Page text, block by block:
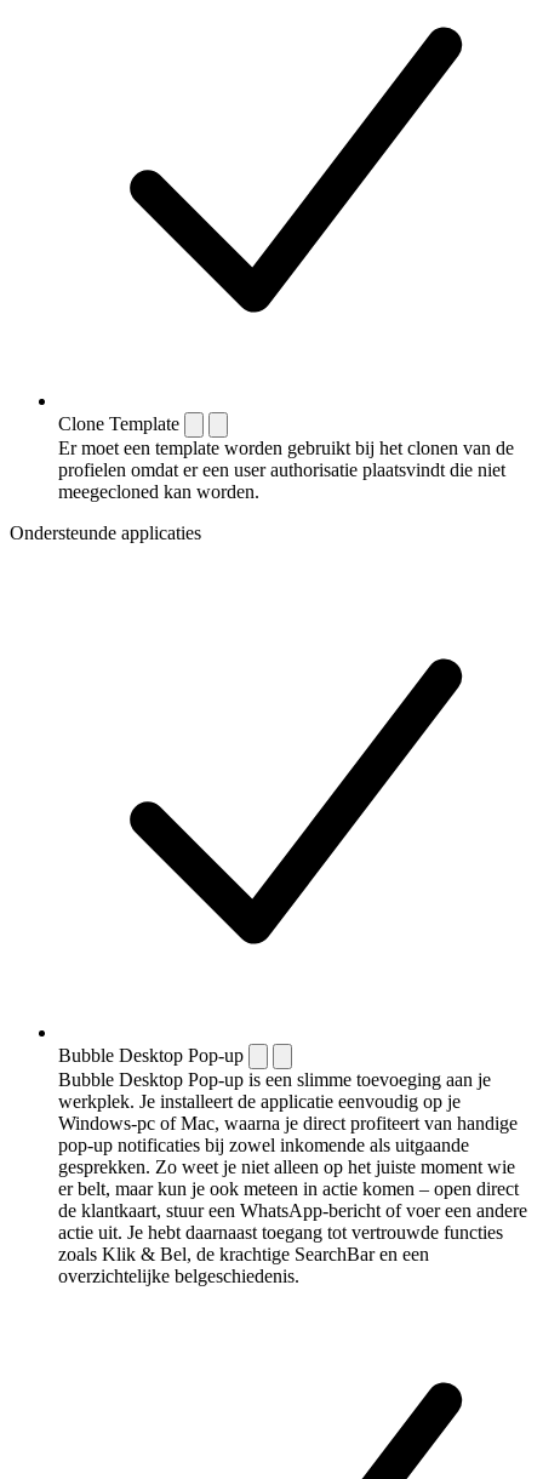
Clone Template
Er moet een template worden gebruikt bij het clonen van de
profielen omdat er een user authorisatie plaatsvindt die niet
meegecloned kan worden.
Ondersteunde applicaties
Bubble Desktop Pop-up
Bubble Desktop Pop-up is een slimme toevoeging aan je
werkplek. Je installeert de applicatie eenvoudig op je
Windows-pc of Mac, waarna je direct profiteert van handige
pop-up notificaties bij zowel inkomende als uitgaande
gesprekken. Zo weet je niet alleen op het juiste moment wie
er belt, maar kun je ook meteen in actie komen – open direct
de klantkaart, stuur een WhatsApp-bericht of voer een andere
actie uit. Je hebt daarnaast toegang tot vertrouwde functies
zoals Klik & Bel, de krachtige SearchBar en een
overzichtelijke belgeschiedenis.